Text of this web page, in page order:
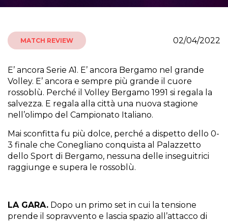
MATCH REVIEW 02/04/2022
E’ ancora Serie A1. E’ ancora Bergamo nel grande
Volley. E’ ancora e sempre più grande il cuore
rossoblù. Perché il Volley Bergamo 1991 si regala la
salvezza. E regala alla città una nuova stagione
nell’olimpo del Campionato Italiano.
Mai sconfitta fu più dolce, perché a dispetto dello 0-
3 finale che Conegliano conquista al Palazzetto
dello Sport di Bergamo, nessuna delle inseguitrici
raggiunge e supera le rossoblù.
LA GARA. Dopo un primo set in cui la tensione
prende il sopravvento e lascia spazio all’attacco di